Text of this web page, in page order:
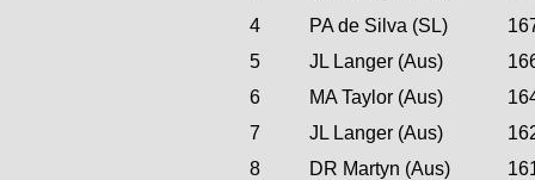
4
PA de Silva (SL)
5
JL Langer (Aus)
6
MA Taylor (Aus)
7
JL Langer (Aus)
8
DR Martyn (Aus)